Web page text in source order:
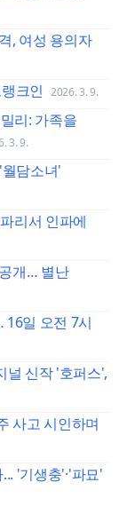
, 여성 용의자
크인 2026. 3. 9.
리: 가족을
3. 9.
담소녀'
리서 인파에
개… 별난
일 오전 7시
널 신작 '호퍼스',
사고 시인하며
'기생충'·'파묘'